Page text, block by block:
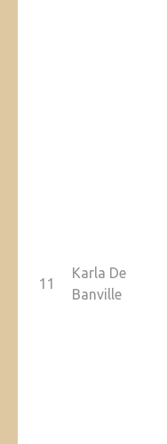
11
Karla De
Banville